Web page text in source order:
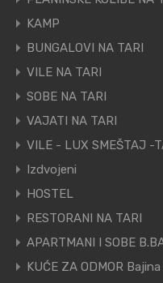
KAMP
BUNGALOVI NA TARI
VILE NA TARI
SOBE NA TARI
VAJATI NA TARI
VILE - LUX SMEŠTAJ -
Izdvojeni
HOSTEL
RESTORANI NA TARI
APARTMANI I SOBE
KUĆE ZA ODMOR